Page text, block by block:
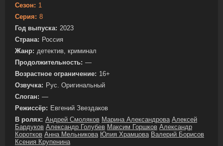
Сезон: 1
Серия: 8
Год выпуска: 2023
Страна: Россия
Жанр: детектив, криминал
Продолжительность: —
Возрастное ограничение: 16+
Озвучка: Рус. Оригинальный
Слоган: —
Режиссёр: Евгений Звездаков
В ролях: Андрей Смоляков Марина Александрова Алексей
Бардуков Александр Голубев Максим Горшков Александр
Коротков Анна Мельникова Юлия Храмцова Валерий Борисов
Ксения Крупенина